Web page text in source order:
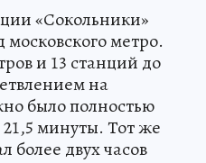
«Сокольники»
московского метро.
и 13 станций до
на
было полностью
21,5 минуты. Тот же
более двух часов